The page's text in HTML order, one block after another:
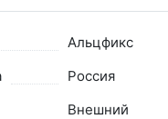
Альцфикс
Россия
Внешний